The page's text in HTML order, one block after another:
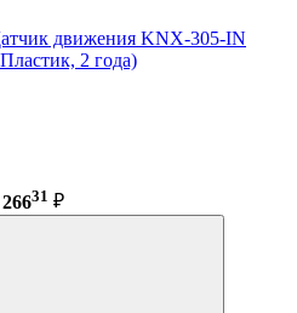
движения KNX-305-IN
2 года)
31 ₽